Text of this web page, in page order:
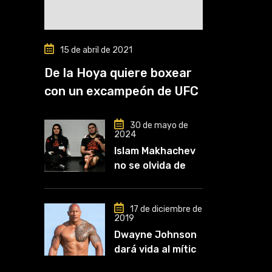
15 de abril de 2021
De la Hoya quiere boxear
con un excampeón de UFC
30 de mayo de
2024
Islam Makhachev
no se olvida de
que comencé a
entrenar, jugó un
papel clave en mi
carrera»
17 de diciembre de
2019
Dwayne Johnson
dará vida al mítico